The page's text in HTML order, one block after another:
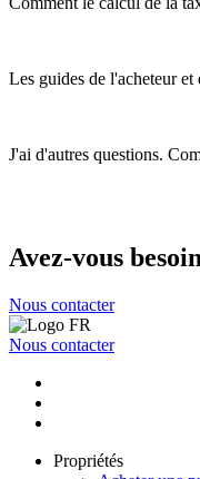
Les guides de l'acheteur
J'ai d'autres questions.
Avez-vous
Nous contacter
Nous contacter
Propriétés